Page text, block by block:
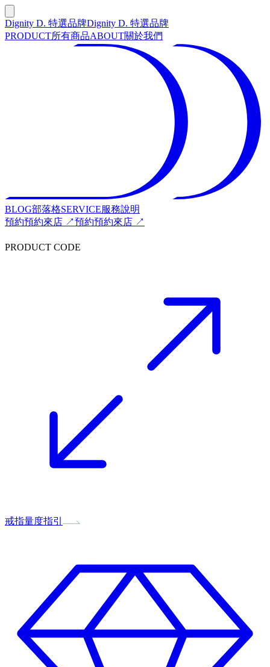
Dignity D. 特選品牌Dignity D. 特選品牌
PRODUCT所有商品ABOUT關於我們
BLOG部落格SERVICE服務說明
預約預約來店 ↗預約預約來店 ↗
PRODUCT CODE
戒指量度指引